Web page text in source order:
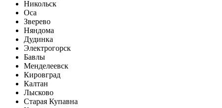
Никольск
Оса
Зверево
Няндома
Дудинка
Электрогорск
Бавлы
Менделеевск
Кировград
Калтан
Лысково
Старая Купавна